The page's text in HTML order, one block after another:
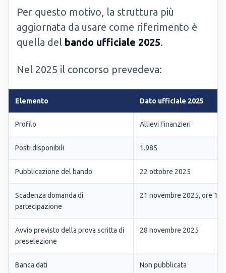
Per questo motivo, la struttura più
aggiornata da usare come riferimento è
quella del bando ufficiale 2025.
Nel 2025 il concorso prevedeva:
Elemento Dato ufficiale 2025
Profilo Allievi Finanzieri
Posti disponibili 1.985
Pubblicazione del bando 22 ottobre 2025
Scadenza domanda di
partecipazione
21 novembre 2025, ore
Avvio previsto della prova scritta di
preselezione
28 novembre 2025
Banca dati Non pubblicata